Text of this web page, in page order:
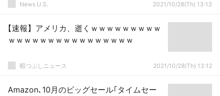
News U.S. 2021/10/28(Th) 13:13
【速報】アメリカ、逝くｗｗｗｗｗｗｗｗｗ
ｗｗｗｗｗｗｗｗｗｗｗｗｗｗｗｗ
暇つぶしニュース 2021/10/28(Th) 13:12
Amazon､10月のビッグセール｢タイムセー